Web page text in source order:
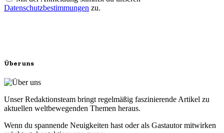
Datenschutzbestimmungen zu.
Über uns
Unser Redaktionsteam bringt regelmäßig faszinierende Artikel zu
aktuellen weltbewegenden Themen heraus.
Wenn du spannende Neuigkeiten hast oder als Gastautor mitwirken